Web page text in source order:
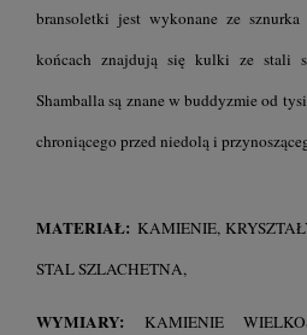
bransoletki jest wykonane ze
końcach znajdują się kulki ze stali
Shamballa są znane w buddyzmie od
chroniącego przed niedolą i
MATERIAŁ: KAMIENIE,
STAL SZLACHETNA,
WYMIARY:
KAMIENIE